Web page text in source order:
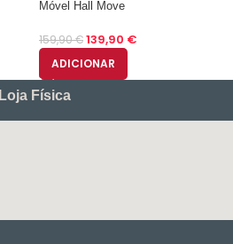
Móvel Hall Move
159,90€139,90 €
ADICIONAR
Loja Física